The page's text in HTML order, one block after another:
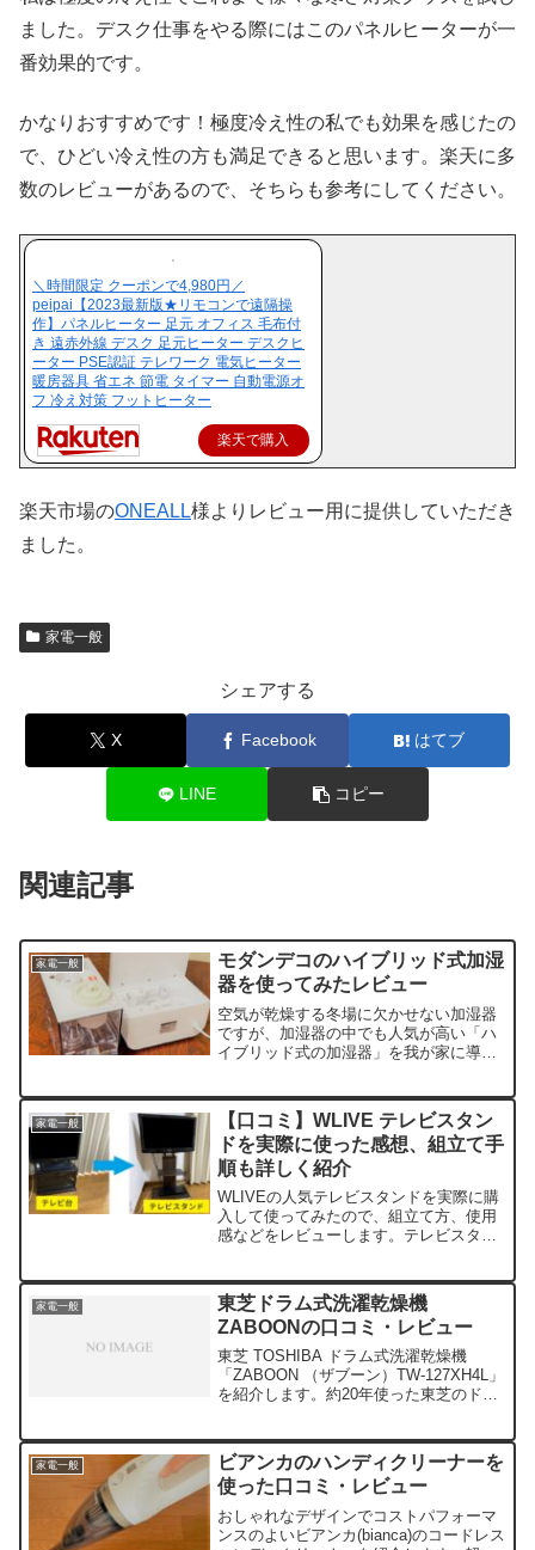
ました。デスク仕事をやる際にはこのパネルヒーターが一
番効果的です。
かなりおすすめです！極度冷え性の私でも効果を感じたの
で、ひどい冷え性の方も満足できると思います。楽天に多
数のレビューがあるので、そちらも参考にしてください。
＼時間限定 クーポンで4,980円／
peipai【2023最新版★リモコンで遠隔操
作】パネルヒーター 足元 オフィス 毛布付
き 遠赤外線 デスク 足元ヒーター デスクヒ
ーター PSE認証 テレワーク 電気ヒーター
暖房器具 省エネ 節電 タイマー 自動電源オ
フ 冷え対策 フットヒーター
楽天で購入
楽天市場のONEALL様よりレビュー用に提供していただき
ました。
家電一般
シェアする
X Facebook はてブ
LINE コピー
関連記事
家電一般
モダンデコのハイブリッド式加湿
器を使ってみたレビュー
空気が乾燥する冬場に欠かせない加湿器
ですが、加湿器の中でも人気が高い「ハ
イブリッド式の加湿器」を我が家に導入
たメリットやデメリッ...
家電一般
【口コミ】WLIVE テレビスタン
ドを実際に使った感想、組立て手
順も詳しく紹介
WLIVEの人気テレビスタンドを実際に購
入して使ってみたので、組立て方、使用
感などをレビューします。テレビスタン
テレビ台に置いて...
家電一般
東芝ドラム式洗濯乾燥機
ZABOONの口コミ・レビュー
東芝 TOSHIBA ドラム式洗濯乾燥機
「ZABOON （ザブーン）TW-127XH4L」
を紹介します。約20年使った東芝のドラ
家電一般
ビアンカのハンディクリーナーを
使った口コミ・レビュー
おしゃれなデザインでコストパフォーマ
ンスのよいビアンカ(bianca)のコードレス